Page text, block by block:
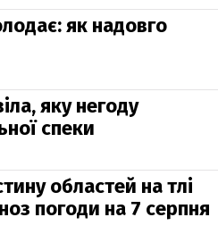
як надовго
яку негоду
спеки
областей на тлі
погоди на 7 серпня